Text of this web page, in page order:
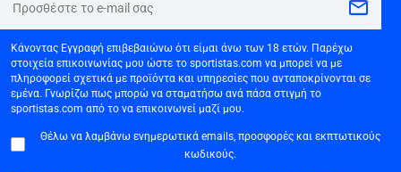
Κάνοντας Εγγραφή επιβεβαιώνω ότι είμαι άνω των 18 ετών. Παρέχω
στοιχεία επικοινωνίας μου ώστε το sportistas.com να μπορεί να με
πληροφορεί σχετικά με προϊόντα και υπηρεσίες που ανταποκρίνονται σε
εμένα. Γνωρίζω πως μπορώ να σταματήσω ανά πάσα στιγμή το
sportistas.com από το να επικοινωνεί μαζί μου.
Θέλω να λαμβάνω ενημερωτικά emails, προσφορές και εκπτωτικούς
κωδικούς.